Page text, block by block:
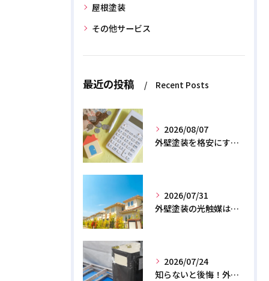
屋根塗装
その他サービス
最近の投稿 Recent Posts
2026/08/07
外壁塗装を格安にする裏ワザ！専門店に直接頼むと数十万浮く？
2026/07/31
外壁塗装の光触媒は効果なし？デメリットと2026年のリアル
2026/07/24
知らないと後悔！外壁塗装で無機質塗料を選ぶデメリットと3つの罠